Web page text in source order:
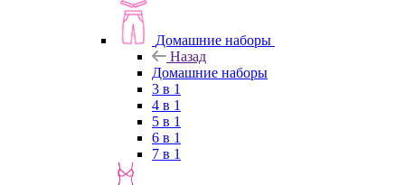
Домашние наборы
Назад
Домашние наборы
3 в 1
4 в 1
5 в 1
6 в 1
7 в 1